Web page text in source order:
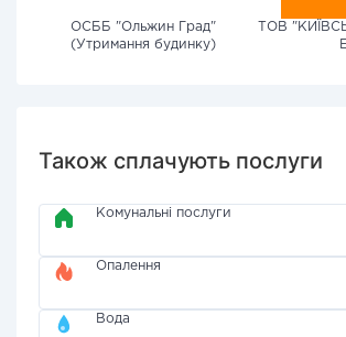
ОСББ "Ольжин Град"
(Утримання будинку)
ТОВ
Також сплачують послуги
Комунальні послуги
Опалення
Вода